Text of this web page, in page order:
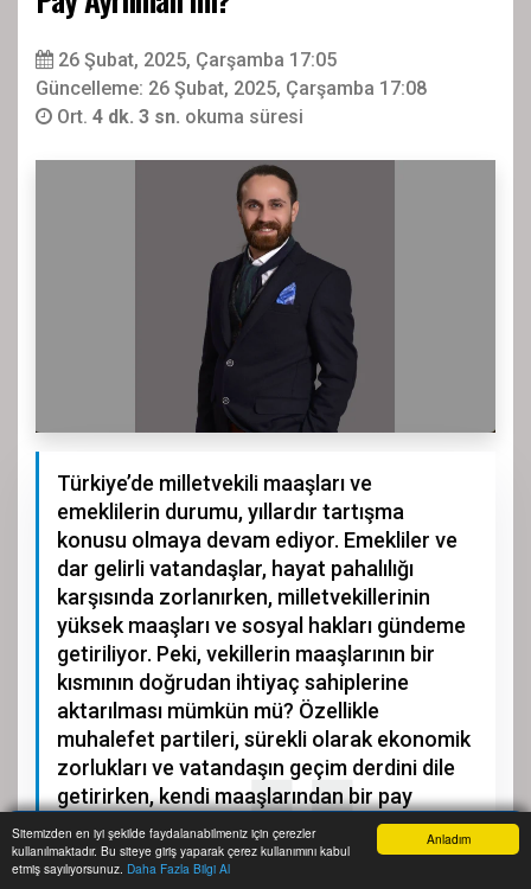
Anladım
Sitemizden en iyi şekilde faydalanabilmeniz için çerezler
kullanılmaktadır. Bu siteye giriş yaparak çerez kullanımını kabul
etmiş sayılıyorsunuz. Daha Fazla Bilgi Al
26 Şubat, 2025, Çarşamba 17:05
Güncelleme: 26 Şubat, 2025, Çarşamba 17:08
Ort. 4 dk. 3 sn. okuma süresi
Türkiye’de milletvekili maaşları ve
emeklilerin durumu, yıllardır tartışma
konusu olmaya devam ediyor. Emekliler ve
dar gelirli vatandaşlar, hayat pahalılığı
karşısında zorlanırken, milletvekillerinin
yüksek maaşları ve sosyal hakları gündeme
getiriliyor. Peki, vekillerin maaşlarının bir
kısmının doğrudan ihtiyaç sahiplerine
aktarılması mümkün mü? Özellikle
muhalefet partileri, sürekli olarak ekonomik
zorlukları ve vatandaşın geçim derdini dile
getirirken, kendi maaşlarından bir pay
ayırarak somut bir adım atabilir mi?
Anasayfa Yazarlar Haber Ara İhbar Hattı Menu